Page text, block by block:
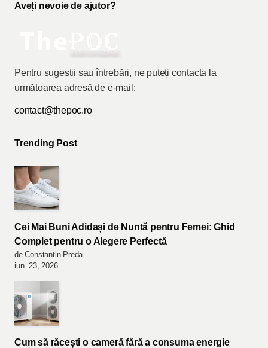
Aveți nevoie de ajutor?
Pentru sugestii sau întrebări, ne puteți contacta la
următoarea adresă de e-mail:
contact@thepoc.ro
Trending Post
Cei Mai Buni Adidași de Nuntă pentru Femei: Ghid
Complet pentru o Alegere Perfectă
de Constantin Preda
iun. 23, 2026
Cum să răcești o cameră fără a consuma energie